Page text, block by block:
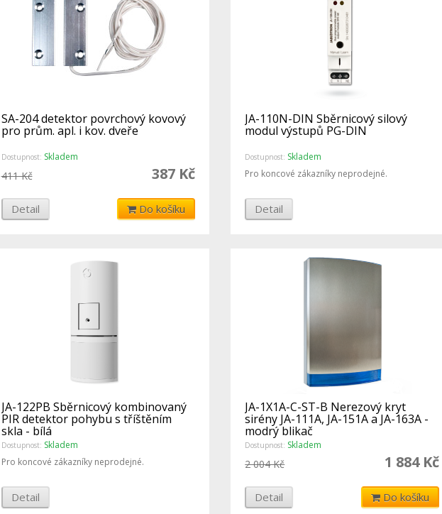
SA-204 detektor povrchový kovový
pro prům. apl. i kov. dveře
Dostupnost: Skladem
387 Kč
411 Kč
Detail Do košíku
JA-110N-DIN Sběrnicový silový
modul výstupů PG-DIN
Dostupnost: Skladem
Pro koncové zákazníky neprodejné.
Detail
JA-122PB Sběrnicový kombinovaný
PIR detektor pohybu s tříštěním
skla - bílá
Dostupnost: Skladem
Pro koncové zákazníky neprodejné.
Detail
JA-1X1A-C-ST-B Nerezový kryt
sirény JA-111A, JA-151A a JA-163A -
modrý blikač
Dostupnost: Skladem
1 884 Kč
2 004 Kč
Detail Do košíku